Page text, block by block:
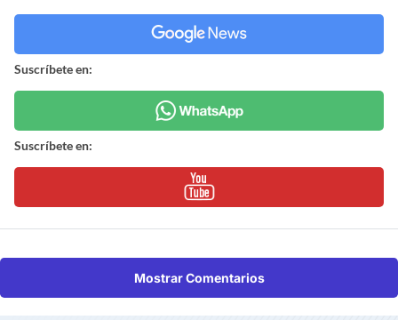
Suscríbete en:
Suscríbete en:
Mostrar Comentarios